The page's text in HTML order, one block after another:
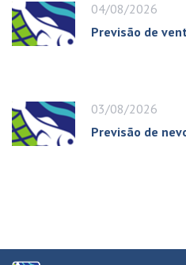
04/08/2026
Previsão de
03/08/2026
Previsão de